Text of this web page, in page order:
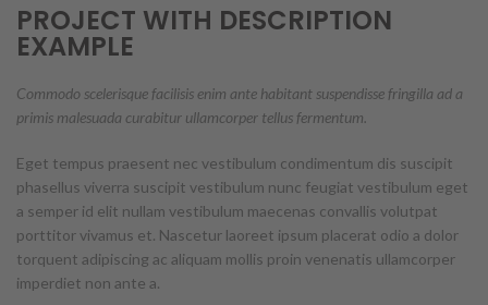
PROJECT WITH DESCRIPTION
EXAMPLE
Commodo scelerisque facilisis enim ante habitant suspendisse fringilla ad a
primis malesuada curabitur ullamcorper tellus fermentum.
Eget tempus praesent nec vestibulum condimentum dis suscipit
phasellus viverra suscipit vestibulum nunc feugiat vestibulum eget
a semper id elit nullam vestibulum maecenas convallis volutpat
porttitor vivamus et. Nascetur laoreet ipsum placerat odio a dolor
torquent adipiscing ac aliquam mollis proin venenatis ullamcorper
imperdiet non ante a.